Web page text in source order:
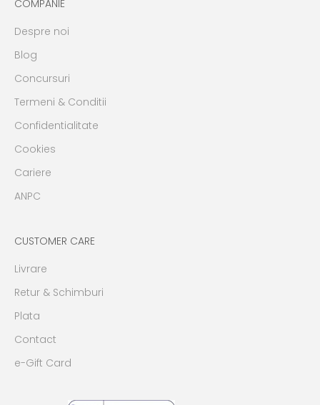
COMPANIE
Despre noi
Blog
Concursuri
Termeni & Conditii
Confidentialitate
Cookies
Cariere
ANPC
CUSTOMER CARE
Livrare
Retur & Schimburi
Plata
Contact
e-Gift Card